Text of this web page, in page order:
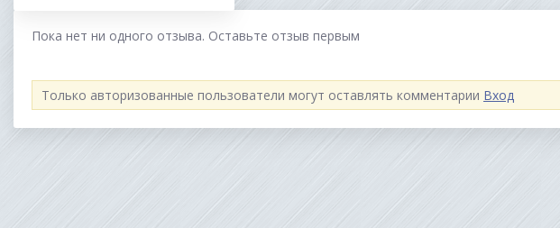
Пока нет ни одного отзыва. Оставьте отзыв первым
Только авторизованные пользователи могут оставлять комментарии Вход